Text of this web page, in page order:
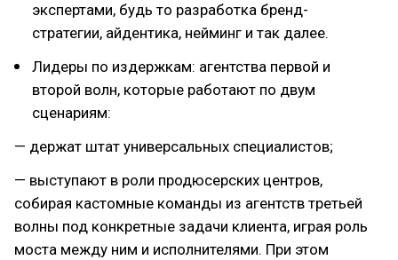
экспертами, будь то разработка бренд-
стратегии, айдентика, нейминг и так далее.
Лидеры по издержкам: агентства первой и
второй волн, которые работают по двум
сценариям:
— держат штат универсальных специалистов;
— выступают в роли продюсерских центров,
собирая кастомные команды из агентств третьей
волны под конкретные задачи клиента, играя роль
моста между ним и исполнителями. При этом